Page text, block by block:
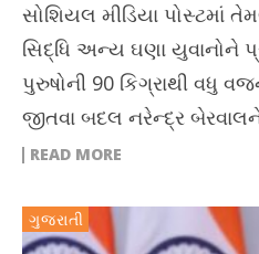
સોશિયલ મીડિયા
સિદ્ધિ અન્ય ઘણા યુવાનોને
પુરુષોની 90 કિગ્રાથી વધુ
જીતવા બદલ નરેન્દ્ર
READ MORE
ગુજરાતી